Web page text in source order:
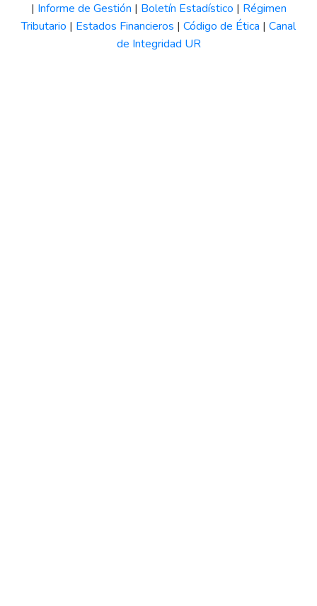
| Informe de Gestión | Boletín Estadístico | Régimen
Tributario | Estados Financieros | Código de Ética | Canal
de Integridad UR